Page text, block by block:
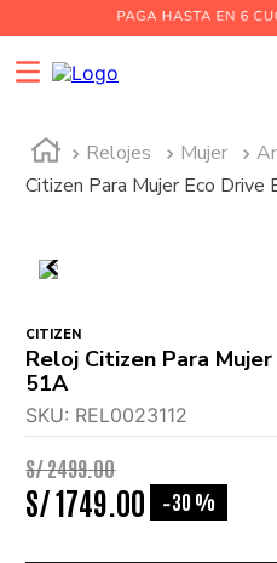
Relojes Mujer
Citizen Para Mujer Eco
CITIZEN
Reloj Citizen Para
51A
SKU: REL0023112
S/2499.00
S/1749 00 -30 %